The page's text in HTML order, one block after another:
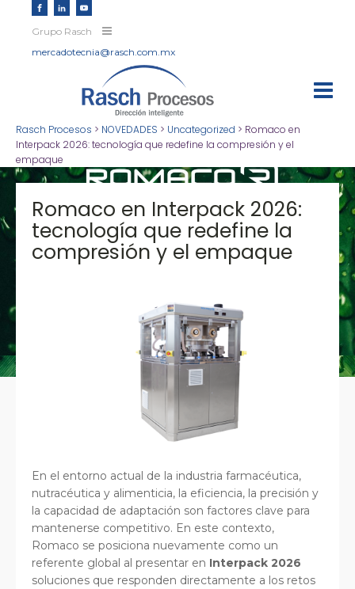
Grupo Rasch
mercadotecnia@rasch.com.mx
Rasch Procesos > NOVEDADES > Uncategorized > Romaco en
Interpack 2026: tecnología que redefine la compresión y el
empaque
Romaco en Interpack 2026:
tecnología que redefine la
compresión y el empaque
En el entorno actual de la industria farmacéutica,
nutracéutica y alimenticia, la eficiencia, la precisión y
la capacidad de adaptación son factores clave para
mantenerse competitivo. En este contexto,
Romaco se posiciona nuevamente como un
referente global al presentar en Interpack 2026
soluciones que responden directamente a los retos